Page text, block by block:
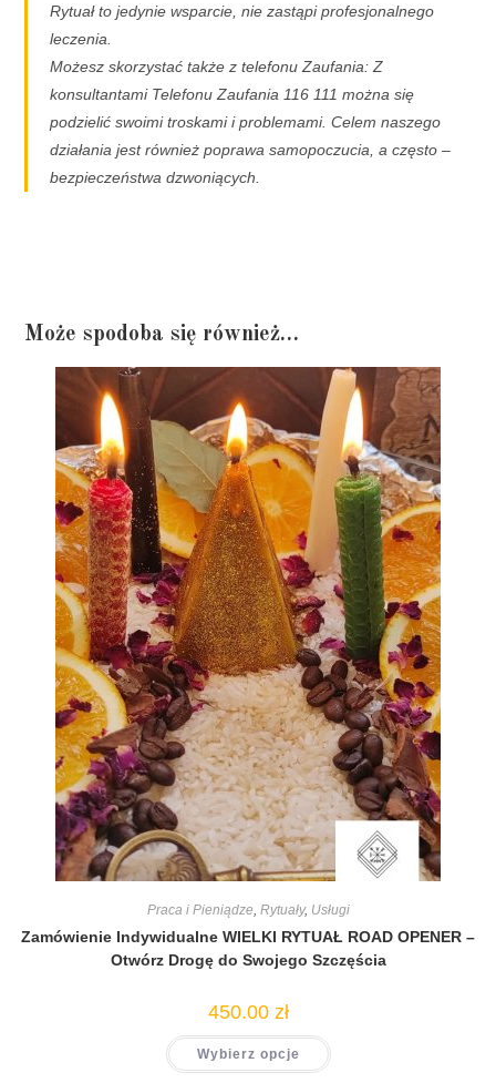
Rytuał to jedynie wsparcie, nie zastąpi profesjonalnego
leczenia.
Możesz skorzystać także z telefonu Zaufania: Z
konsultantami Telefonu Zaufania 116 111 można się
podzielić swoimi troskami i problemami. Celem naszego
działania jest również poprawa samopoczucia, a często –
bezpieczeństwa dzwoniących.
Może spodoba się również…
Praca i Pieniądze Rytuały, Usługi
Zamówienie Indywidualne WIELKI RYTUAŁ ROAD OPENER –
Otwórz Drogę do Swojego Szczęścia
450.00 zł
Wybierz opcje